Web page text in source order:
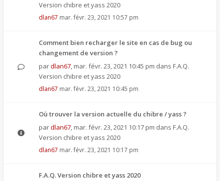
Version chibre et yass 2020
dlan67 mar. févr. 23, 2021 10:57 pm
Comment bien recharger le site en cas de bug ou
changement de version ?
pardlan67, mar. févr. 23, 2021 10:45 pm dans F.A.Q.
Version chibre et yass 2020
dlan67 mar. févr. 23, 2021 10:45 pm
Où trouver la version actuelle du chibre / yass ?
pardlan67, mar. févr. 23, 2021 10:17 pm dans F.A.Q.
Version chibre et yass 2020
dlan67 mar. févr. 23, 2021 10:17 pm
F.A.Q. Version chibre et yass 2020